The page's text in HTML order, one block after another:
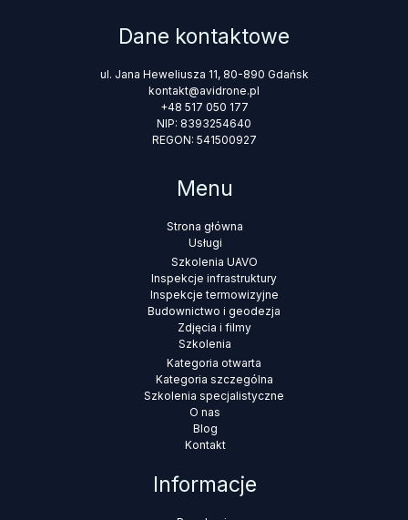
Dane kontaktowe
ul. Jana Heweliusza 11, 80-890 Gdańsk
kontakt@avidrone.pl
+48 517 050 177
NIP: 8393254640
REGON: 541500927
Menu
Strona główna
Usługi
Szkolenia UAVO
Inspekcje infrastruktury
Inspekcje termowizyjne
Budownictwo i geodezja
Zdjęcia i filmy
Szkolenia
Kategoria otwarta
Kategoria szczególna
Szkolenia specjalistyczne
O nas
Blog
Kontakt
Informacje